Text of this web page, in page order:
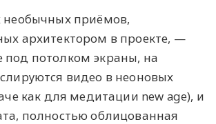
необычных приёмов,
архитектором в проекте, —
потолком экраны, на
видео в неоновых
как для медитации new age), и
полностью облицованная